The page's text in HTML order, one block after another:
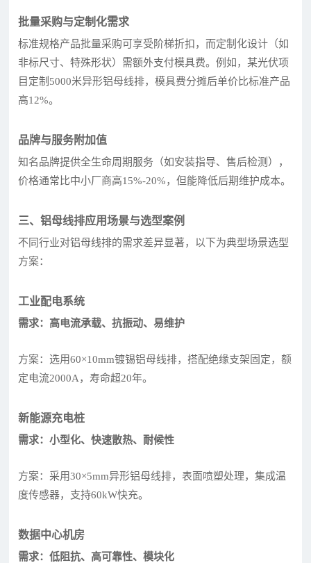
批量采购与定制化需求
标准规格产品批量采购可享受阶梯折扣，而定制化设计（如
非标尺寸、特殊形状）需额外支付模具费。例如，某光伏项
目定制5000米异形铝母线排，模具费分摊后单价比标准产品
高12%。
品牌与服务附加值
知名品牌提供全生命周期服务（如安装指导、售后检测），
价格通常比中小厂商高15%-20%，但能降低后期维护成本。
三、铝母线排应用场景与选型案例
不同行业对铝母线排的需求差异显著，以下为典型场景选型
方案：
工业配电系统
需求：高电流承载、抗振动、易维护
方案：选用60×10mm镀锡铝母线排，搭配绝缘支架固定，额
定电流2000A，寿命超20年。
新能源充电桩
需求：小型化、快速散热、耐候性
方案：采用30×5mm异形铝母线排，表面喷塑处理，集成温
度传感器，支持60kW快充。
数据中心机房
需求：低阻抗、高可靠性、模块化